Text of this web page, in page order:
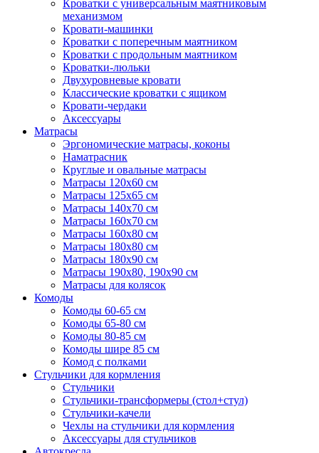
Кроватки с универсальным маятниковым
механизмом
Кровати-машинки
Кроватки с поперечным маятником
Кроватки с продольным маятником
Кроватки-люльки
Двухуровневые кровати
Классические кроватки с ящиком
Кровати-чердаки
Аксессуары
Матрасы
Эргономические матрасы, коконы
Наматрасник
Круглые и овальные матрасы
Матрасы 120х60 см
Матрасы 125х65 см
Матрасы 140х70 см
Матрасы 160х70 см
Матрасы 160х80 см
Матрасы 180х80 см
Матрасы 180х90 см
Матрасы 190х80, 190х90 см
Матрасы для колясок
Комоды
Комоды 60-65 см
Комоды 65-80 см
Комоды 80-85 см
Комоды шире 85 см
Комод с полками
Стульчики для кормления
Стульчики
Стульчики-трансформеры (стол+стул)
Стульчики-качели
Чехлы на стульчики для кормления
Аксессуары для стульчиков